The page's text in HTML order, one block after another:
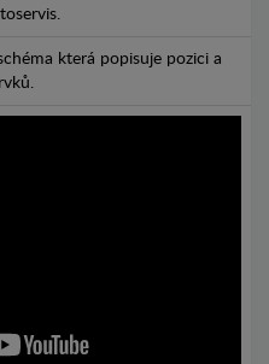
která popisuje pozici a